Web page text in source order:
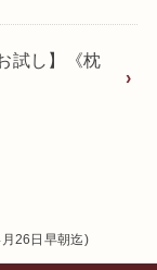
試し】《枕
26日早朝迄)